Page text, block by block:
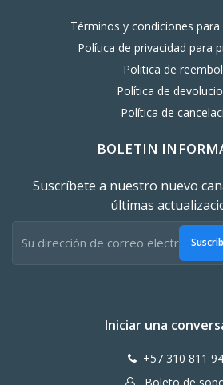
Términos y condiciones
Política de privacidad para
Politica de
Política de
Política de
BOLETIN
Suscríbete a nuestro nuevo
últimas
Iniciar una
+57 310 811